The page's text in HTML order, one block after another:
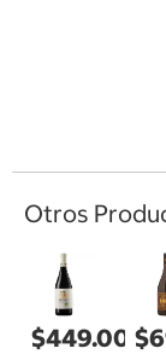
Otros
$449.00